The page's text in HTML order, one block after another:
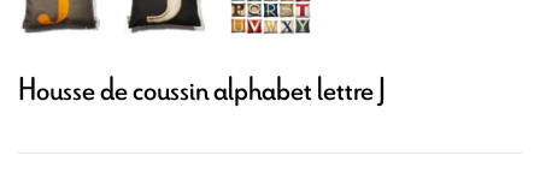
Housse de coussin alphabet lettre J